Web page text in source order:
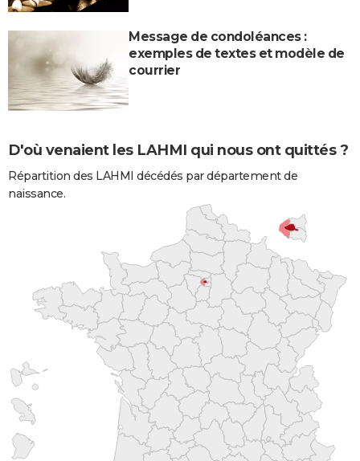
Message de condoléances :
exemples de textes et modèle de
courrier
D'où venaient les LAHMI qui nous ont quittés ?
Répartition des LAHMI décédés par département de
naissance.